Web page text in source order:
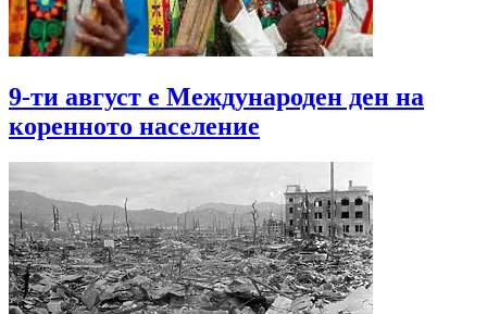
9-ти август е Международен ден на
коренното население